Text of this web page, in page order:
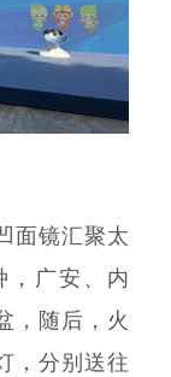
镜汇聚太
，广安、内
，随后，火
，分别送往